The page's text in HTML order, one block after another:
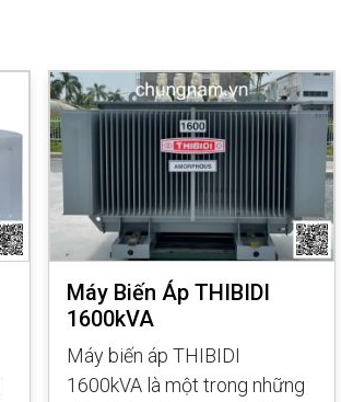
Máy Biến Áp THIBIDI
1600kVA
Máy biến áp THIBIDI
1600kVA là một trong những